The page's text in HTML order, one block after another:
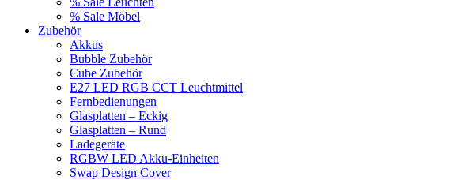
% Sale Möbel
Zubehör
Akkus
Bubble Zubehör
Cube Zubehör
E27 LED RGB CCT Leuchtmittel
Fernbedienungen
Glasplatten – Eckig
Glasplatten – Rund
Ladegeräte
RGBW LED Akku-Einheiten
Swap Design Cover